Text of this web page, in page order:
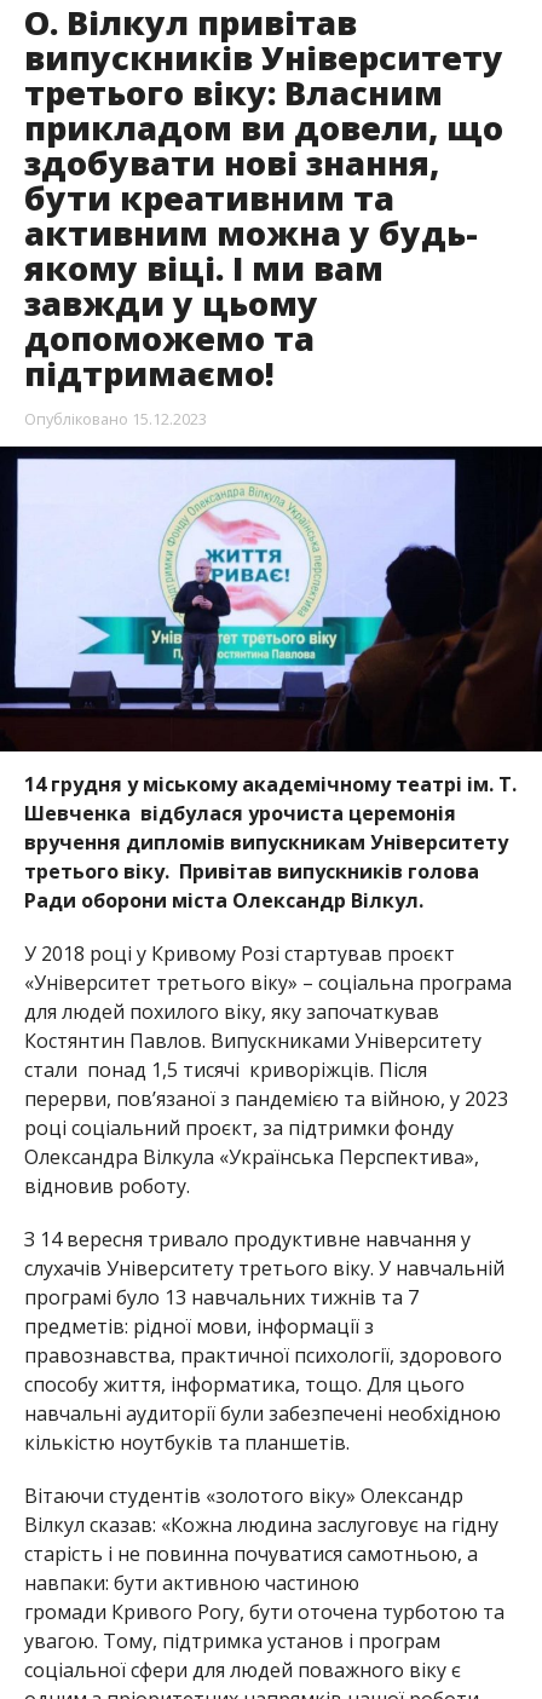
О. Вілкул привітав
випускників Університету
третього віку: Власним
прикладом ви довели, що
здобувати нові знання,
бути креативним та
активним можна у будь-
якому віці. І ми вам
завжди у цьому
допоможемо та
підтримаємо!
Опубліковано 15.12.2023
14 грудня у міському академічному театрі ім. Т.
Шевченка відбулася урочиста церемонія
вручення дипломів випускникам Університету
третього віку. Привітав випускників голова
Ради оборони міста Олександр Вілкул.
У 2018 році у Кривому Розі стартував проєкт
«Університет третього віку» – соціальна програма
для людей похилого віку, яку започаткував
Костянтин Павлов. Випускниками Університету
стали понад 1,5 тисячі криворіжців. Після
перерви, пов’язаної з пандемією та війною, у 2023
році соціальний проєкт, за підтримки фонду
Олександра Вілкула «Українська Перспектива»,
відновив роботу.
З 14 вересня тривало продуктивне навчання у
слухачів Університету третього віку. У навчальній
програмі було 13 навчальних тижнів та 7
предметів: рідної мови, інформації з
правознавства, практичної психології, здорового
способу життя, інформатика, тощо. Для цього
навчальні аудиторії були забезпечені необхідною
кількістю ноутбуків та планшетів.
Вітаючи студентів «золотого віку» Олександр
Вілкул сказав: «Кожна людина заслуговує на гідну
старість і не повинна почуватися самотньою, а
навпаки: бути активною частиною
громади Кривого Рогу, бути оточена турботою та
увагою. Тому, підтримка установ і програм
соціальної сфери для людей поважного віку є